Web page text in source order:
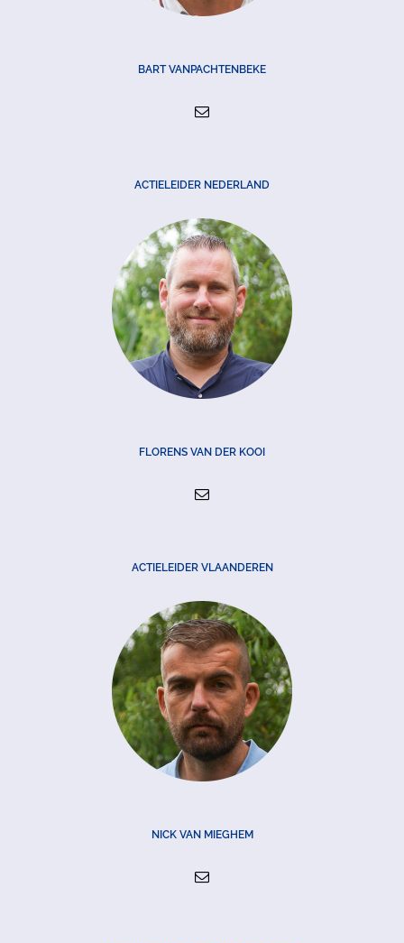
BART VANPACHTENBEKE
ACTIELEIDER NEDERLAND
FLORENS VAN DER KOOI
ACTIELEIDER VLAANDEREN
NICK VAN MIEGHEM